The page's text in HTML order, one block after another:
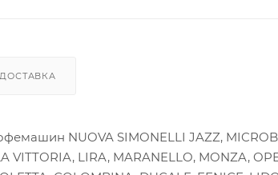
ДОСТАВКА
NUOVA SIMONELLI JAZZ,
VITTORIA, LIRA, MARANELLO, MONZA,